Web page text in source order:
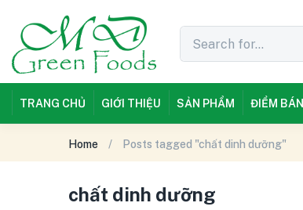
TRANG CHỦ GIỚI THIỆU SẢN PHẨM ĐIỂM BÁN
Home Posts tagged "chất dinh dưỡng"
chất dinh dưỡng